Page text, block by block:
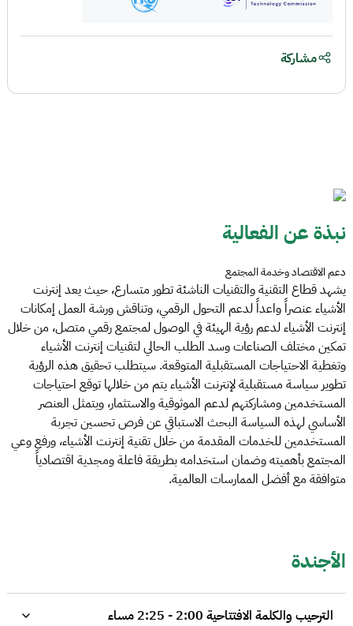
نبذة عن الفعالية
دعم الاقتصاد وخدمة المجتمع
يشهد قطاع التقنية والتقنيات الناشئة تطور متسارع، حيث يعد إنترنت
الأشياء عنصراً واعداً لدعم التحول الرقمي، وتناقش ورشة العمل إمكانات
إنترنت الأشياء لدعم رؤية الهيئة في الوصول لمجتمع رقمي متصل، من خلال
تمكين مختلف الصناعات وسد الطلب الحالي لتقنيات إنترنت الأشياء
وتغطية الاحتياجات المستقبلية المتوقعة. سيتطلب تحقيق هذه الرؤية
تطوير سياسة مستقبلية لإنترنت الأشياء يتم من خلالها توقع احتياجات
المستخدمين ومشاركتهم لدعم الموثوقية والاستثمار، ويتمثل العنصر
الأساسي لهذه السياسة البحث الاستباقي عن فرص تحسين تجربة
المستخدمين للخدمات المقدمة من خلال تقنية إنترنت الأشياء، ورفع وعي
المجتمع بأهميته وضمان استخدامه بطريقة فاعلة ومجدية اقتصادياً
متوافقة مع أفضل الممارسات العالمية.
الأجندة
الترحيب والكلمة الافتتاحية 2:00 - 2:25 مساء
مشاركة